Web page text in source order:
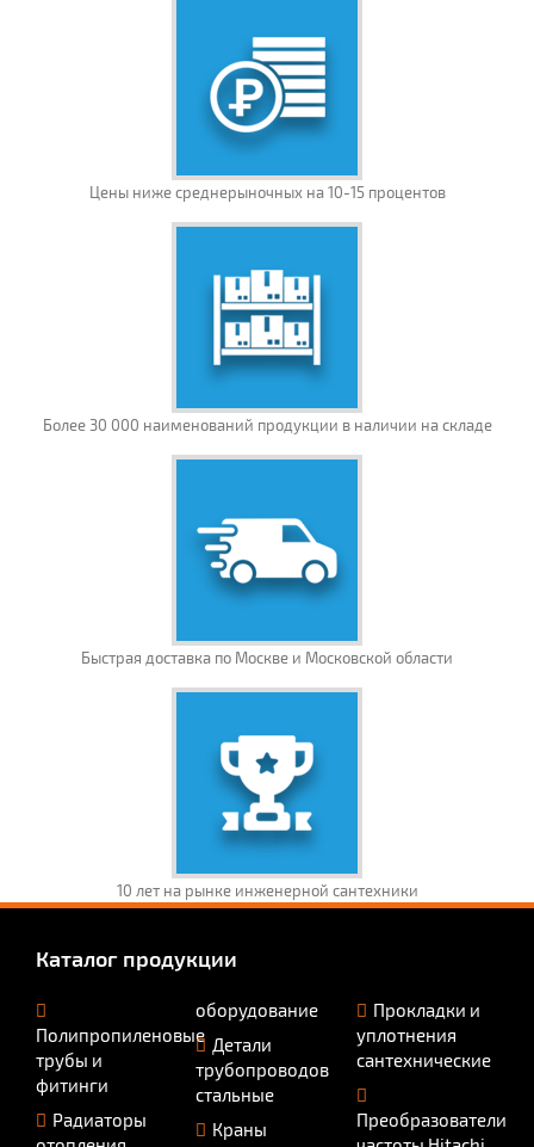
Цены ниже среднерыночных на 10-15 процентов
Более 30 000 наименований продукции в наличии на складе
Быстрая доставка по Москве и Московской области
10 лет на рынке инженерной сантехники
Каталог продукции
Полипропиленовые
трубы и
фитинги
Радиаторы
оборудование
Детали
трубопроводов
стальные
Краны
Прокладки и
уплотнения
сантехнические
Преобразователи